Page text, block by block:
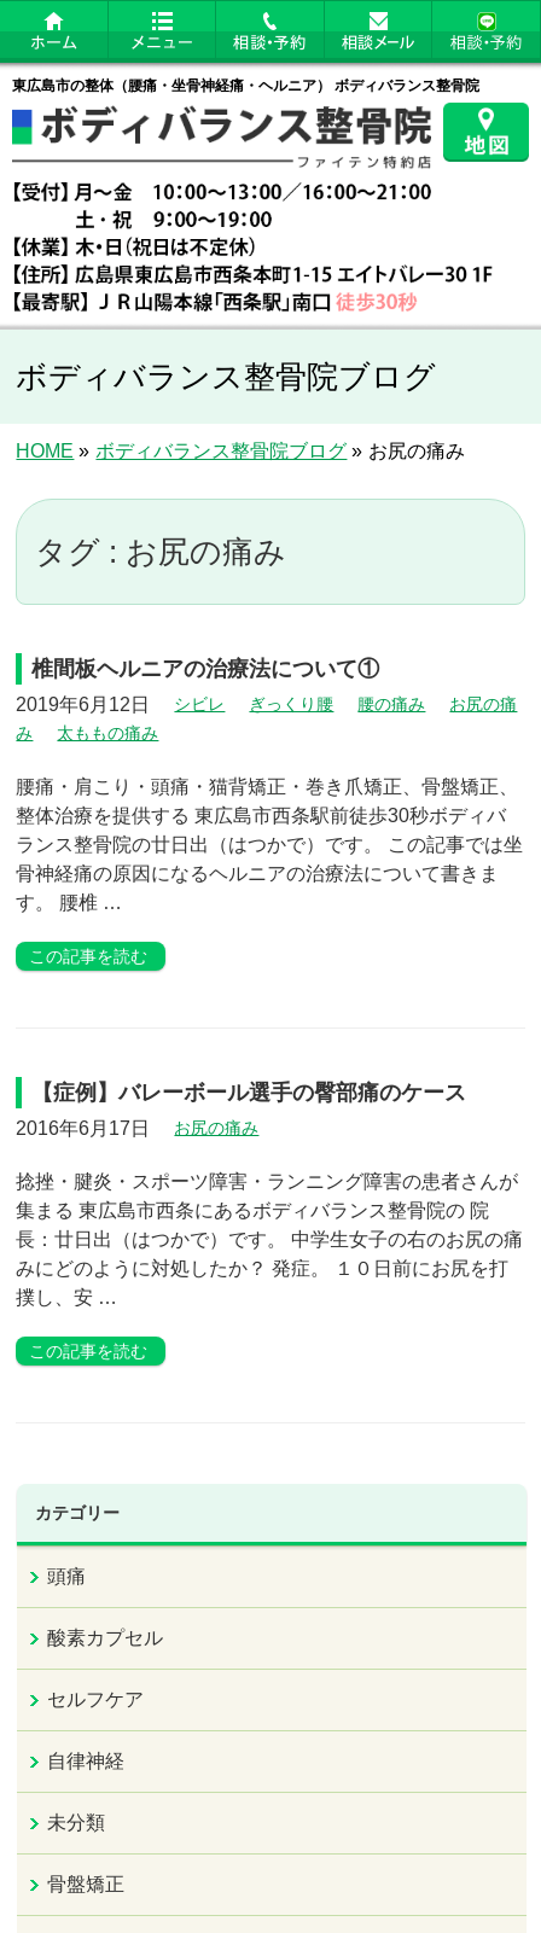
東広島市の整体（腰痛・坐骨神経痛・ヘルニア） ボディバランス整骨院
ボディバランス整骨院ブログ
HOME » ボディバランス整骨院ブログ » お尻の痛み
タグ : お尻の痛み
椎間板ヘルニアの治療法について①
2019年6月12日 シビレ ぎっくり腰 腰の痛み
お尻の痛
み
太ももの痛み
腰痛・肩こり・頭痛・猫背矯正・巻き爪矯正、骨盤矯正、
整体治療を提供する 東広島市西条駅前徒歩30秒ボディバ
ランス整骨院の廿日出（はつかで）です。 この記事では坐
骨神経痛の原因になるヘルニアの治療法について書きま
す。 腰椎 …
この記事を読む
【症例】バレーボール選手の臀部痛のケース
2016年6月17日 お尻の痛み
捻挫・腱炎・スポーツ障害・ランニング障害の患者さんが
集まる 東広島市西条にあるボディバランス整骨院の 院
長：廿日出（はつかで）です。 中学生女子の右のお尻の痛
みにどのように対処したか？ 発症。 １０日前にお尻を打
撲し、安 …
この記事を読む
カテゴリー
頭痛
酸素カプセル
セルフケア
自律神経
未分類
骨盤矯正